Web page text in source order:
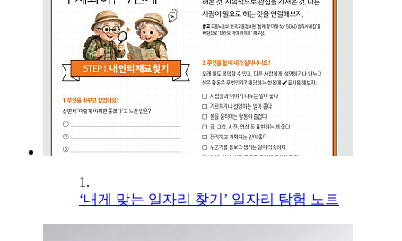
1.
‘내게 맞는 일자리 찾기’ 일자리 탐험 노트